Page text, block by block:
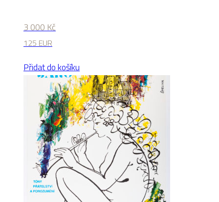
3 000 Kč
125 EUR
Přidat do košíku